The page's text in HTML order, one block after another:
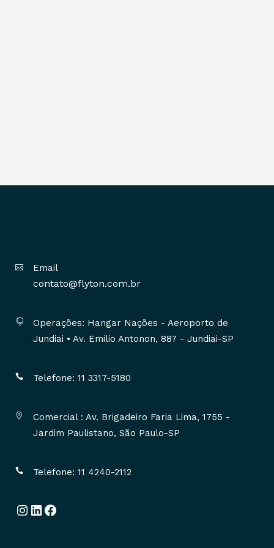
Email
contato@flyton.com.br
Operações: Hangar Nações - Aeroporto de
Jundiai • Av. Emilio Antonon, 887 - Jundiai-SP
Telefone: 11 3317-5180
Comercial : Av. Brigadeiro Faria Lima, 1755 -
Jardim Paulistano, São Paulo-SP
Telefone: 11 4240-2112